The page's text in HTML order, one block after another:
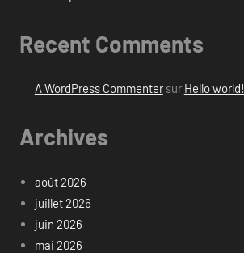
Recent Comments
A WordPress Commentersur Hello world!
Archives
août 2026
juillet 2026
juin 2026
mai 2026